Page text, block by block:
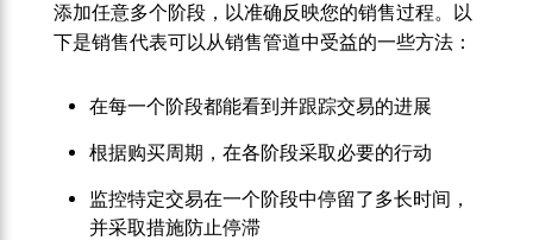
添加任意多个阶段，以准确反映您的销售过程。以
下是销售代表可以从销售管道中受益的一些方法：
在每一个阶段都能看到并跟踪交易的进展
根据购买周期，在各阶段采取必要的行动
监控特定交易在一个阶段中停留了多长时间，
并采取措施防止停滞